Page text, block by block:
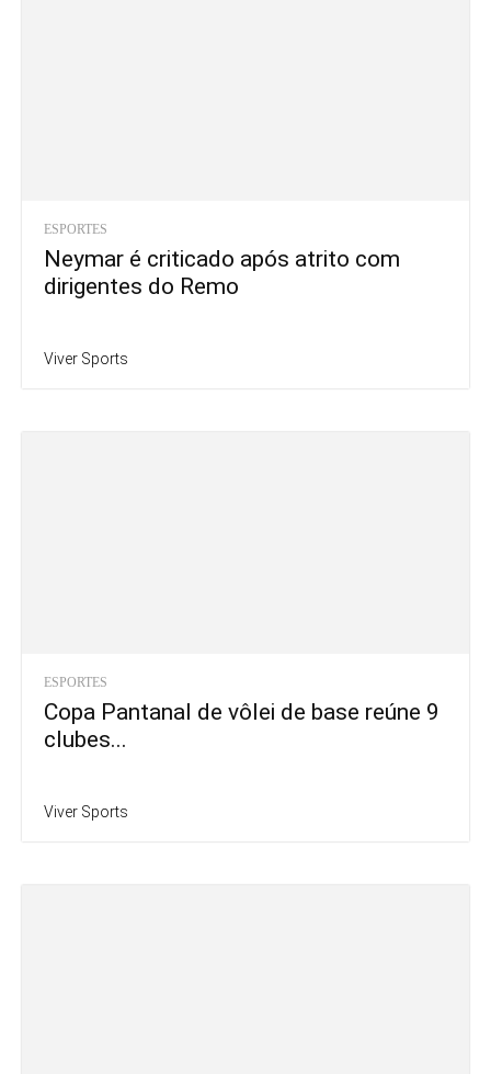
ESPORTES
Neymar é criticado após atrito com
dirigentes do Remo
Viver Sports
ESPORTES
Copa Pantanal de vôlei de base reúne 9
clubes...
Viver Sports